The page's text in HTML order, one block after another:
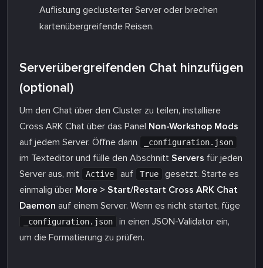
Auflistung geclusterter Server oder brechen
kartenübergreifende Reisen.
Serverübergreifenden Chat hinzufügen
(optional)
Um den Chat über den Cluster zu teilen, installiere
Cross ARK Chat über das Panel Non-Workshop Mods
auf jedem Server. Öffne dann
_configuration.json
im Texteditor und fülle den Abschnitt Servers für jeden
Server aus, mit
Active auf True
gesetzt. Starte es
einmalig über More > Start/Restart Cross ARK Chat
Daemon auf einem Server. Wenn es nicht startet, füge
_configuration.json
in einen JSON-Validator ein,
um die Formatierung zu prüfen.